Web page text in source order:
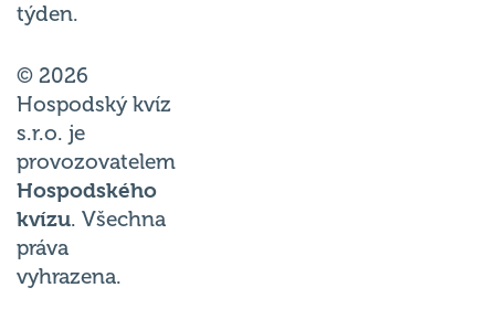
týden.
© 2026
Hospodský kvíz
s.r.o. je
provozovatelem
Hospodského
kvízu. Všechna
práva
vyhrazena.